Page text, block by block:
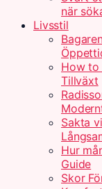
när
Livsstil
How to
Tillväxt
Sakta
Hur
Guide
Skor